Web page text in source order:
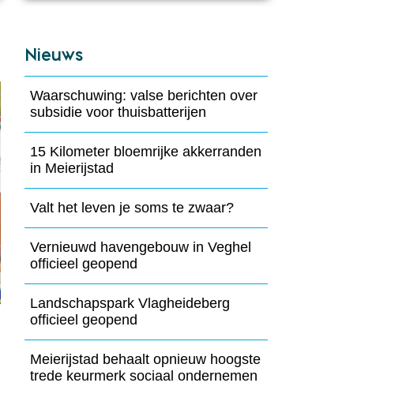
Nieuws
Waarschuwing: valse berichten over
subsidie voor thuisbatterijen
15 Kilometer bloemrijke akkerranden
in Meierijstad
Valt het leven je soms te zwaar?
Vernieuwd havengebouw in Veghel
officieel geopend
Landschapspark Vlagheideberg
officieel geopend
Meierijstad behaalt opnieuw hoogste
trede keurmerk sociaal ondernemen